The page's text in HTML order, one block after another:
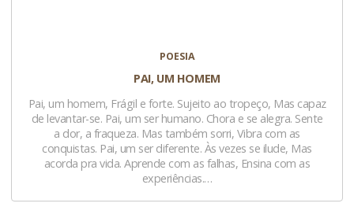
POESIA
PAI, UM HOMEM
Pai, um homem, Frágil e forte. Sujeito ao tropeço, Mas capaz
de levantar-se. Pai, um ser humano. Chora e se alegra. Sente
a dor, a fraqueza. Mas também sorri, Vibra com as
conquistas. Pai, um ser diferente. Às vezes se ilude, Mas
acorda pra vida. Aprende com as falhas, Ensina com as
experiências.…